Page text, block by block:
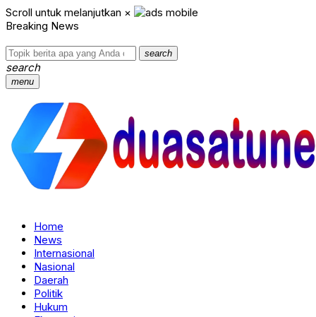
Scroll untuk melanjutkan ×
Breaking News
search
search
menu
Home
News
Internasional
Nasional
Daerah
Politik
Hukum